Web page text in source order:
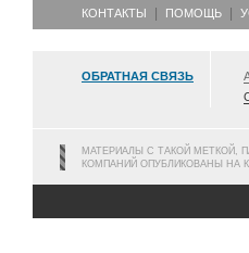
КОНТАКТЫ ПОМОЩЬ
ОБРАТНАЯ СВЯЗЬ
МАТЕРИАЛЫ С ТАКОЙ МЕТКОЙ,
КОМПАНИЙ ОПУБЛИКОВАНЫ НА